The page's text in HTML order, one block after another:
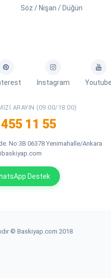
Söz / Nişan / Düğün
Instagram
ARAYIN (09:00/18:00)
11 55
No:3B 06378 Yenimahalle/Ankara
Destek
© Baskiyap.com 2018